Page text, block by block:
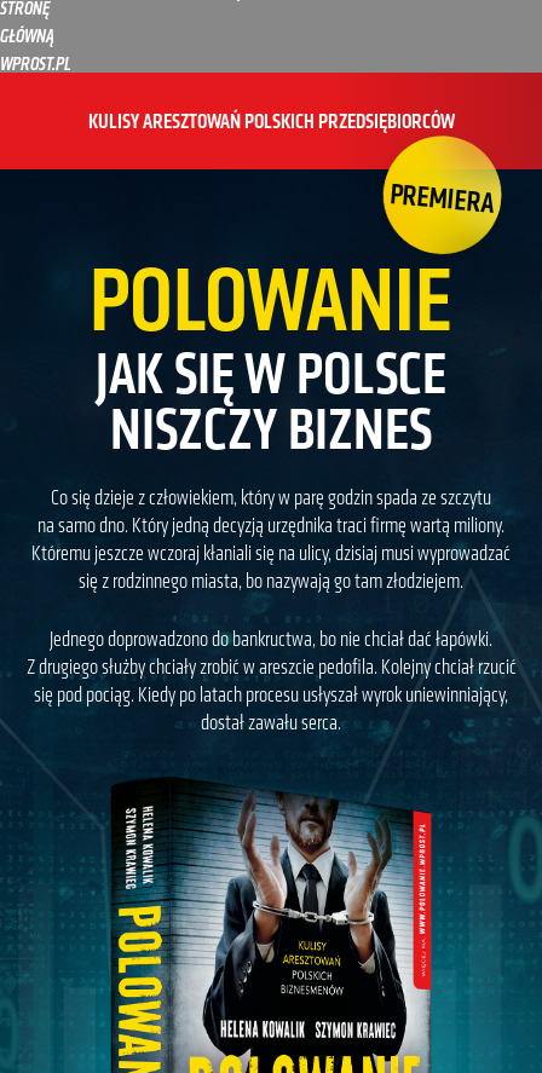
STRONĘ
GŁÓWNĄ
WPROST.PL
KULISY ARESZTOWAŃ POLSKICH PRZEDSIĘBIORCÓW
PREMIERA
POLOWANIE
JAK SIĘ W POLSCE
NISZCZY BIZNES
Co się dzieje z człowiekiem, który w parę godzin spada ze szczytu
na samo dno. Który jedną decyzją urzędnika traci firmę wartą miliony.
Któremu jeszcze wczoraj kłaniali się na ulicy, dzisiaj musi wyprowadzać
się z rodzinnego miasta, bo nazywają go tam złodziejem.
Jednego doprowadzono do bankructwa, bo nie chciał dać łapówki.
Z drugiego służby chciały zrobić w areszcie pedofila. Kolejny chciał rzucić
się pod pociąg. Kiedy po latach procesu usłyszał wyrok uniewinniający,
dostał zawału serca.